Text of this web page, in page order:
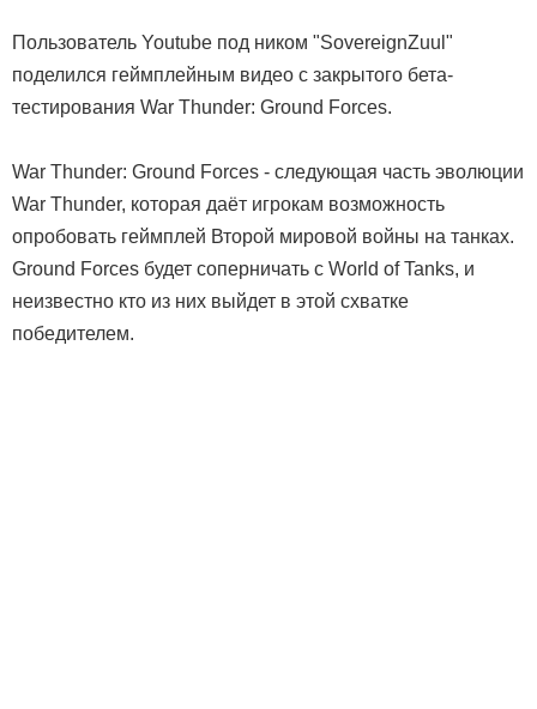
Пользователь Youtube под ником "SovereignZuul"
поделился геймплейным видео с закрытого бета-
тестирования War Thunder: Ground Forces.
War Thunder: Ground Forces - следующая часть эволюции
War Thunder, которая даёт игрокам возможность
опробовать геймплей Второй мировой войны на танках.
Ground Forces будет соперничать с World of Tanks, и
неизвестно кто из них выйдет в этой схватке
победителем.